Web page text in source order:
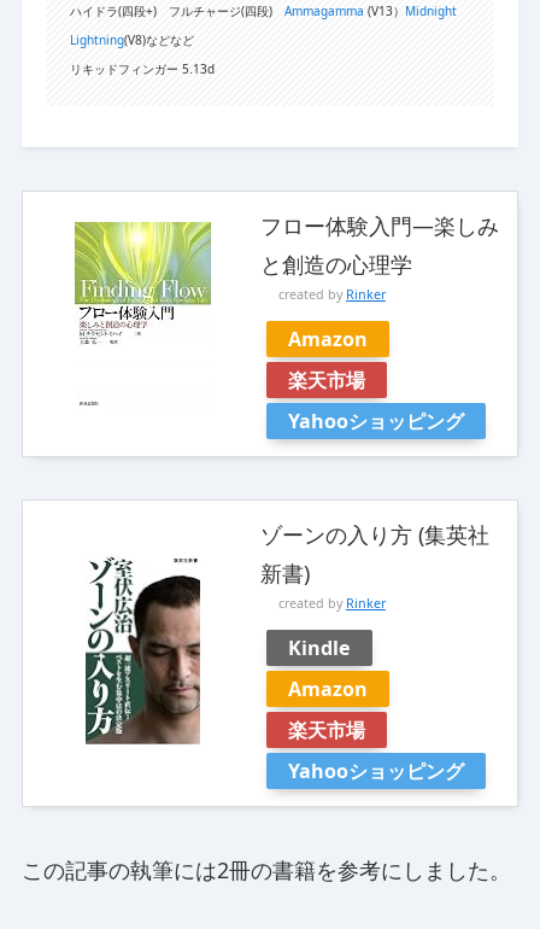
ハイドラ(四段+) フルチャージ(四段)Ammagamma (V13） Midnight
Lightning(V8)などなど
リキッドフィンガー 5.13d
フロー体験入門―楽しみ
と創造の心理学
created by Rinker
Amazon
楽天市場
Yahooショッピング
ゾーンの入り方 (集英社
新書)
created by Rinker
Kindle
Amazon
楽天市場
Yahooショッピング
この記事の執筆には2冊の書籍を参考にしました。